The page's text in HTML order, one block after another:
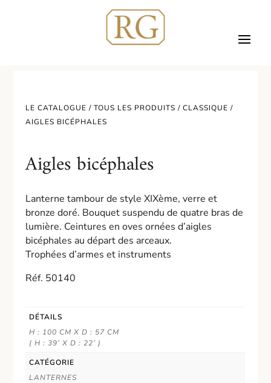
LE CATALOGUE /TOUS LES PRODUITS /CLASSIQUE /
AIGLES BICÉPHALES
Aigles bicéphales
Lanterne tambour de style XIXème, verre et
bronze doré. Bouquet suspendu de quatre bras de
lumière. Ceintures en oves ornées d’aigles
bicéphales au départ des arceaux.
Trophées d’armes et instruments
Réf. 50140
DÉTAILS
H : 100 CM X D : 57 CM
( H : 39’ X D : 22’ )
CATÉGORIE
LANTERNES